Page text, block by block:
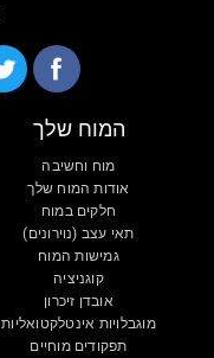
המוח שלך
מוח וחשיבה
אודות המוח שלך
חלקים במוח
תאי עצב (נוירונים)
גמישות המוח
קוגניציה
אובדן זיכרון
מוגבלויות אינטלקטואליות
תפקודים מוחיים